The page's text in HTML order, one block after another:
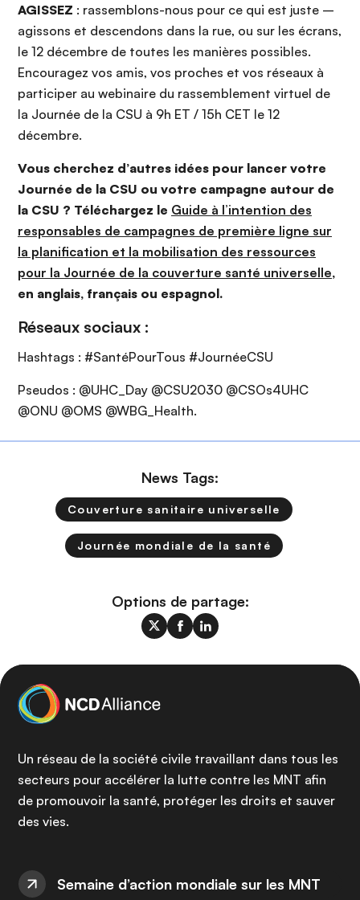
AGISSEZ : rassemblons-nous pour ce qui est juste –
agissons et descendons dans la rue, ou sur les écrans,
le 12 décembre de toutes les manières possibles.
Encouragez vos amis, vos proches et vos réseaux à
participer au webinaire du rassemblement virtuel de
la Journée de la CSU à 9h ET / 15h CET le 12
décembre.
Vous cherchez d’autres idées pour lancer votre
Journée de la CSU ou votre campagne autour de
la CSU ? Téléchargez le Guide à l’intention des
responsables de campagnes de première ligne sur
la planification et la mobilisation des ressources
pour la Journée de la couverture santé universelle,
en anglais, français ou espagnol.
Réseaux sociaux :
Hashtags : #SantéPourTous #JournéeCSU
Pseudos : @UHC_Day @CSU2030 @CSOs4UHC
@ONU @OMS @WBG_Health.
News Tags:
Couverture sanitaire universelle
Journée mondiale de la santé
Options de partage:
Un réseau de la société civile travaillant dans tous les
secteurs pour accélérer la lutte contre les MNT afin
de promouvoir la santé, protéger les droits et sauver
des vies.
Semaine d’action mondiale sur les MNT